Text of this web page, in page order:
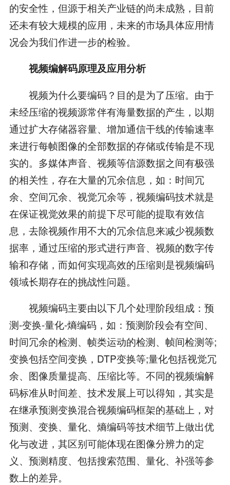
的安全性，但源于相关产业链的尚未成熟，目前
还未有较大规模的应用，未来的市场具体应用情
况会为我们作进一步的检验。
视频编解码原理及应用分析
视频为什么要编码？目的是为了压缩。由于
未经压缩的视频源常伴有海量数据的产生，以期
通过扩大存储器容量、增加通信干线的传输速率
来进行每帧图像的全部数据的存储或传输是不现
实的。多媒体声音、视频等信源数据之间有极强
的相关性，存在大量的冗余信息，如：时间冗
余、空间冗余、视觉冗余等，视频编码技术就是
在保证视觉效果的前提下尽可能的提取有效信
息，去除视频作用不大的冗余信息来减少视频数
据率，通过压缩的形式进行声音、视频的数字传
输和存储，而如何实现高效的压缩则是视频编码
领域长期存在的挑战性问题。
视频编码主要由以下几个处理阶段组成：预
测-变换-量化-熵编码，如：预测阶段会有空间、
时间冗余的检测、帧类运动的检测、帧间检测等;
变换包括空间变换，DTP变换等;量化包括视觉冗
余、图像质量提高、压缩比等。不同的视频编解
码标准从时间差、技术发展上可以得知，其实是
在继承预测变换混合视频编码框架的基础上，对
预测、变换、量化、熵编码等技术细节上做出优
化与改进，其区别可能体现在图像分辨力的定
义、预测精度、包括搜索范围、量化、补强等参
数上的差异。